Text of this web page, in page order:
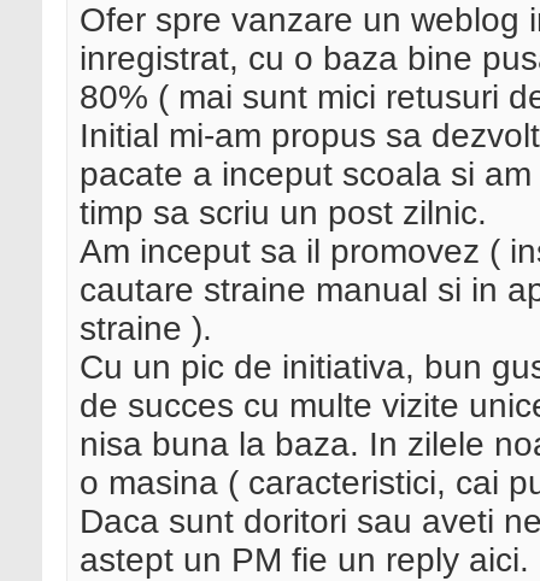
Ofer spre vanzare un weblog
inregistrat, cu o baza bine
80% ( mai sunt mici retusuri
Initial mi-am propus sa
pacate a inceput scoala si
timp sa scriu un post zilnic.
Am inceput sa il promovez (
cautare straine manual si in
straine ).
Cu un pic de initiativa, bun
de succes cu multe vizite
nisa buna la baza. In zilele
o masina ( caracteristici, cai
Daca sunt doritori sau aveti
astept un PM fie un reply aici.